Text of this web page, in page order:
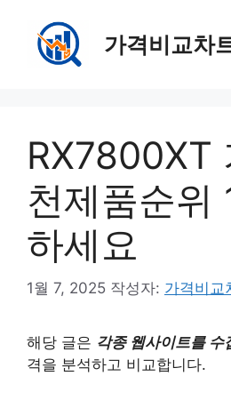
가격비교차
RX7800XT
천제품순위
하세요
1월 7, 2025 작성자: 가격비교
해당 글은 각종 웹사이트를 수
격을 분석하고 비교합니다.